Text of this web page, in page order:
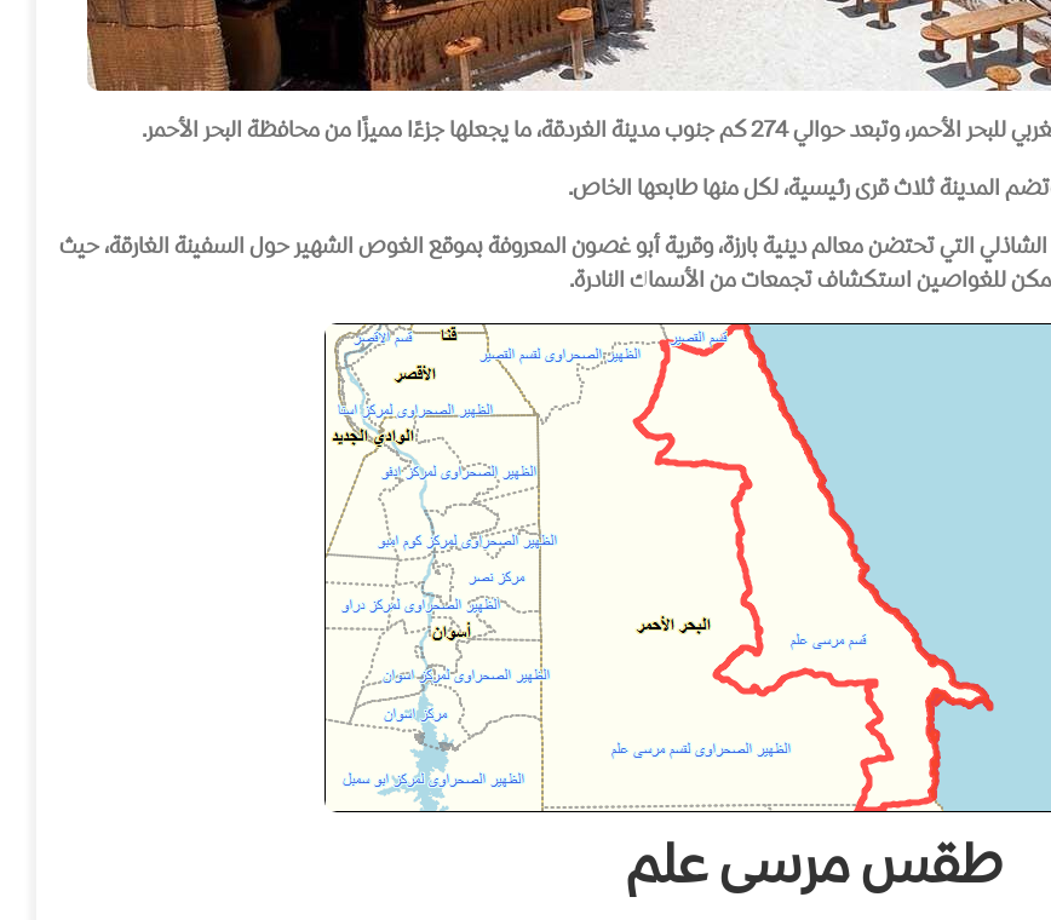
ما يجعلها جزءًا مميزًا من محافظة البحر الأحمر.
المدينة ثلاث قرى رئيسية، لكل منها طابعها الخاص.
التي تحتضن معالم دينية بارزة، وقرية أبو غصون المعروفة بموقع الغوص الشهير حول السفينة الغارقة، حيث
للغواصين استكشاف تجمعات من الأسماك النادرة.
طقس مرسى علم